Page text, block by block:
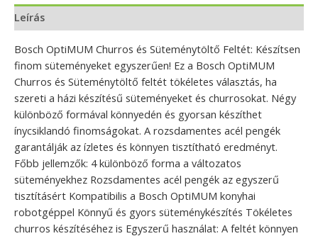
Leírás
Bosch OptiMUM Churros és Süteménytöltő Feltét: Készítsen
finom süteményeket egyszerűen! Ez a Bosch OptiMUM
Churros és Süteménytöltő feltét tökéletes választás, ha
szereti a házi készítésű süteményeket és churrosokat. Négy
különböző formával könnyedén és gyorsan készíthet
ínycsiklandó finomságokat. A rozsdamentes acél pengék
garantálják az ízletes és könnyen tisztítható eredményt.
Főbb jellemzők: 4 különböző forma a változatos
süteményekhez Rozsdamentes acél pengék az egyszerű
tisztításért Kompatibilis a Bosch OptiMUM konyhai
robotgéppel Könnyű és gyors süteménykészítés Tökéletes
churros készítéséhez is Egyszerű használat: A feltét könnyen